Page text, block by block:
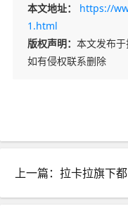
本文地址：
https://
1.html
版权声明： 本文发布
如有侵权联系删除